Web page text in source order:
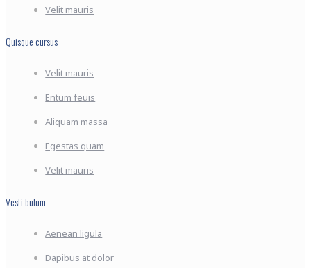
Velit mauris
Quisque cursus
Velit mauris
Entum feuis
Aliquam massa
Egestas quam
Velit mauris
Vesti bulum
Aenean ligula
Dapibus at dolor